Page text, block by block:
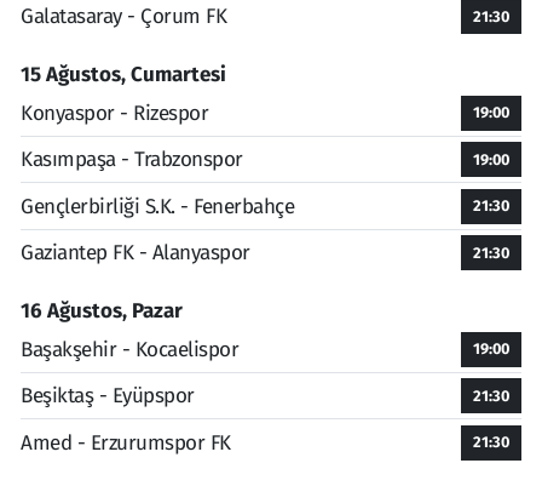
Galatasaray - Çorum FK
21:30
15 Ağustos, Cumartesi
Konyaspor - Rizespor
19:00
Kasımpaşa - Trabzonspor 19:00
Gençlerbirliği S.K. - Fenerbahçe 21:30
Gaziantep FK - Alanyaspor 21:30
16 Ağustos, Pazar
Başakşehir - Kocaelispor
19:00
Beşiktaş - Eyüpspor 21:30
Amed - Erzurumspor FK 21:30